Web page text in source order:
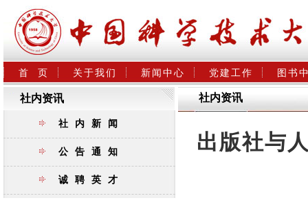
首  页 关于我们 新闻中心 党建工作 图书
社内资讯
社内新闻
公告通知
诚聘英才
社内资讯
出版社与